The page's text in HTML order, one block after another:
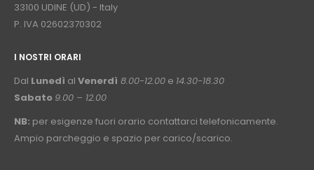
33100 UDINE (UD) - Italy
P. IVA 02602370302
I NOSTRI ORARI
Dal Lunedì al Venerdì 8.00-12.00 e 14.30-18.30
Sabato 9.00 – 12.00
NB: per esigenze fuori orario contattarci telefonicamente.
Ampio parcheggio e spazio per carico/scarico.